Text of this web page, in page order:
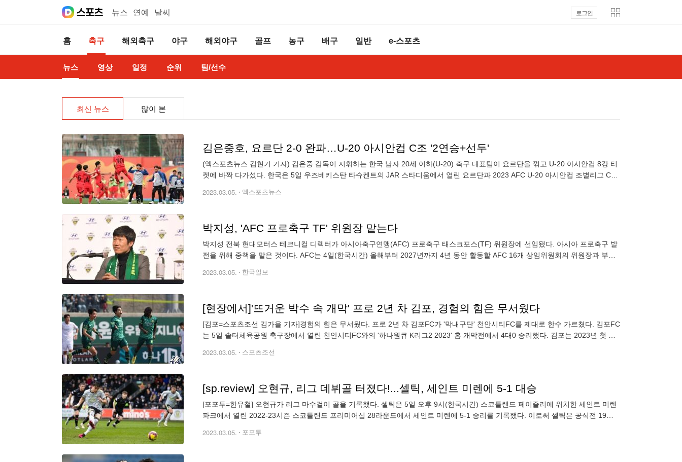
뉴스 연예 날씨 로그인
홈 축구 해외축구 야구 해외야구 골프 농구 배구 일반 e-스포츠
뉴스 영상 일정 순위 팀/선수
최신 뉴스 많이 본
김은중호, 요르단 2-0 완파…U-20 아시안컵 C조 '2연승+선두'
(엑스포츠뉴스 김현기 기자) 김은중 감독이 지휘하는 한국 남자 20세 이하(U-20) 축구 대표팀이 요르단을 꺾고 U-20 아시안컵 8강 티
켓에 바짝 다가섰다. 한국은 5일 우즈베키스탄 타슈켄트의 JAR 스타디움에서 열린 요르단과 2023 AFC U-20 아시안컵 조별리그 C조
2023.03.05. 엑스포츠뉴스
박지성, 'AFC 프로축구 TF' 위원장 맡는다
박지성 전북 현대모터스 테크니컬 디렉터가 아시아축구연맹(AFC) 프로축구 태스크포스(TF) 위원장에 선임됐다. 아시아 프로축구 발
전을 위해 중책을 맡은 것이다. AFC는 4일(한국시간) 올해부터 2027년까지 4년 동안 활동할 AFC 16개 상임위원회의 위원장과 부위
2023.03.05. 한국일보
[현장에서]'뜨거운 박수 속 개막' 프로 2년 차 김포, 경험의 힘은 무서웠다
[김포=스포츠조선 김가을 기자]경험의 힘은 무서웠다. 프로 2년 차 김포FC가 '막내구단' 천안시티FC를 제대로 한수 가르쳤다. 김포FC
는 5일 솔터체육공원 축구장에서 열린 천안시티FC와의 '하나원큐 K리그2 2023' 홈 개막전에서 4대0 승리했다. 김포는 2023년 첫 경
2023.03.05. 스포츠조선
[sp.review] 오현규, 리그 데뷔골 터졌다!...셀틱, 세인트 미렌에 5-1 대승
[포포투=한유철] 오현규가 리그 마수걸이 골을 기록했다. 셀틱은 5일 오후 9시(한국시간) 스코틀랜드 페이즐리에 위치한 세인트 미렌
파크에서 열린 2022-23시즌 스코틀랜드 프리미어십 28라운드에서 세인트 미렌에 5-1 승리를 기록했다. 이로써 셀틱은 공식전 19경
2023.03.05. 포포투